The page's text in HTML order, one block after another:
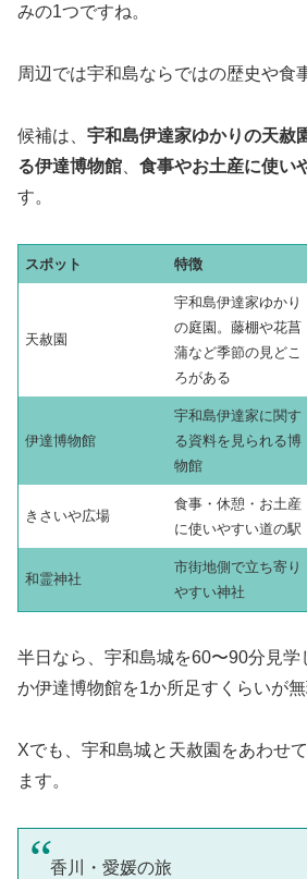
みの1つですね。
周辺では宇和島ならではの歴史や食
候補は、 宇和島伊達家ゆかりの天赦
る伊達博物館
食事やお土産に使い
す。
スポット 特徴
天赦園
宇和島伊達家ゆかり
の庭園。藤棚や花菖
蒲など季節の見どこ
ろがある
伊達博物館
宇和島伊達家に関す
る資料を見られる博
物館
きさいや広場
食事・休憩・お土産
に使いやすい道の駅
和霊神社
市街地側で立ち寄り
やすい神社
半日なら、宇和島城を60〜90分見学
か伊達博物館を1か所足すくらいが無
Xでも、宇和島城と天赦園をあわせ
ます。
香川・愛媛の旅